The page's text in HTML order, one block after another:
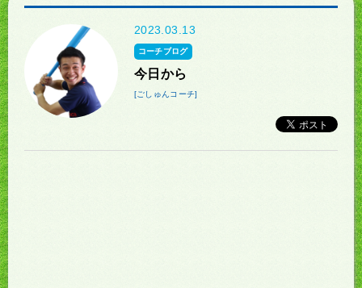
2023.03.13
コーチブログ
今日から
[ごしゅんコーチ]